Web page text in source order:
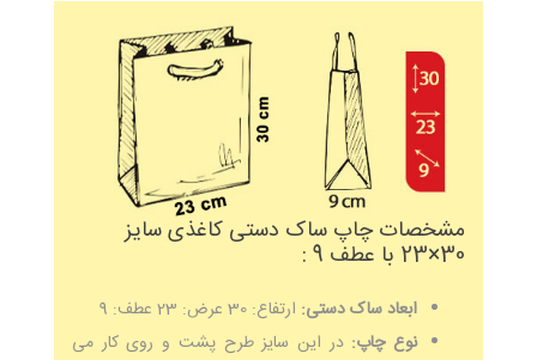
مشخصات چاپ ساک دستی کاغذی سایز
30×23 با عطف 9 :
ابعاد ساک دستی: ارتفاع: 30 عرض: 23 عطف: 9
نوع چاپ:در این سایز طرح پشت و روی کار می